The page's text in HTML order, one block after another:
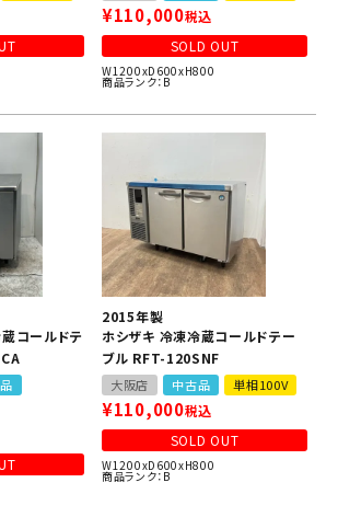
¥110,000税込
SOLD OUT
W1200xD600xH800
商品ランク：B
コールドテ
2015年製
ホシザキ 冷凍冷蔵コールドテー
ブル RFT-120SNF
大阪店 中古品 単相100V
¥110,000税込
SOLD OUT
W1200xD600xH800
商品ランク：B